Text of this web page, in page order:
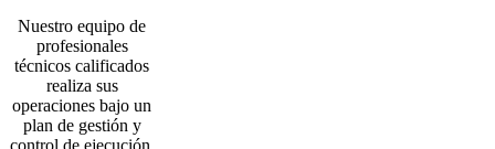
Nuestro equipo de
profesionales
técnicos calificados
realiza sus
operaciones bajo un
plan de gestión y